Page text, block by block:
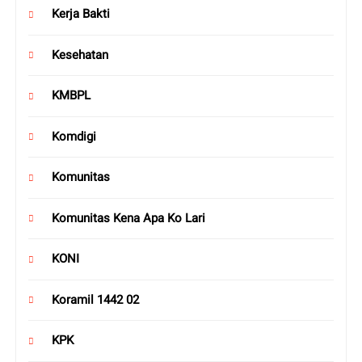
Kerja Bakti
Kesehatan
KMBPL
Komdigi
Komunitas
Komunitas Kena Apa Ko Lari
KONI
Koramil 1442 02
KPK